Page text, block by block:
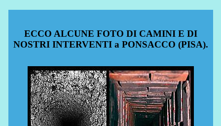
ECCO ALCUNE FOTO DI CAMINI E DI
NOSTRI INTERVENTI a PONSACCO (PISA).